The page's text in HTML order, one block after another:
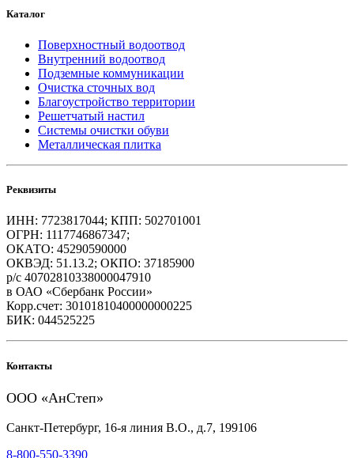
Каталог
Поверхностный водоотвод
Внутренний водоотвод
Подземные коммуникации
Очистка сточных вод
Благоустройство территории
Решетчатый настил
Системы очистки обуви
Металлическая плитка
Реквизиты
ИНН: 7723817044; КПП: 502701001
ОГРН: 1117746867347;
ОКАТО: 45290590000
ОКВЭД: 51.13.2; ОКПО: 37185900
р/с 40702810338000047910
в ОАО «Сбербанк России»
Корр.счет: 30101810400000000225
БИК: 044525225
Контакты
ООО «АнСтеп»
Санкт-Петербург, 16-я линия В.О., д.7, 199106
8-800-550-3390